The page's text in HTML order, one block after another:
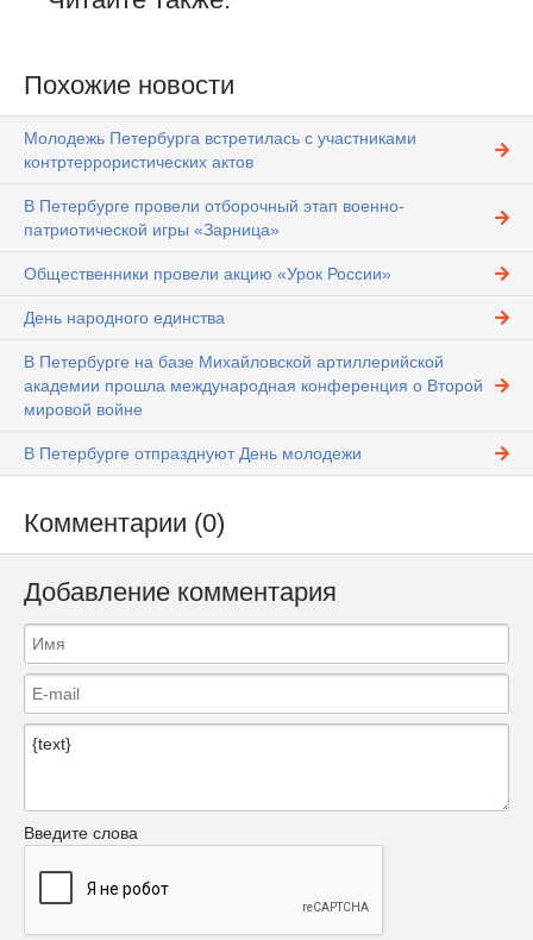
Похожие новости
Молодежь Петербурга встретилась с участниками
контртеррористических актов
В Петербурге провели отборочный этап военно-
патриотической игры «Зарница»
Общественники провели акцию «Урок России»
День народного единства
В Петербурге на базе Михайловской артиллерийской
академии прошла международная конференция о Второй
мировой войне
В Петербурге отпразднуют День молодежи
Комментарии (0)
Добавление комментария
Введите слова